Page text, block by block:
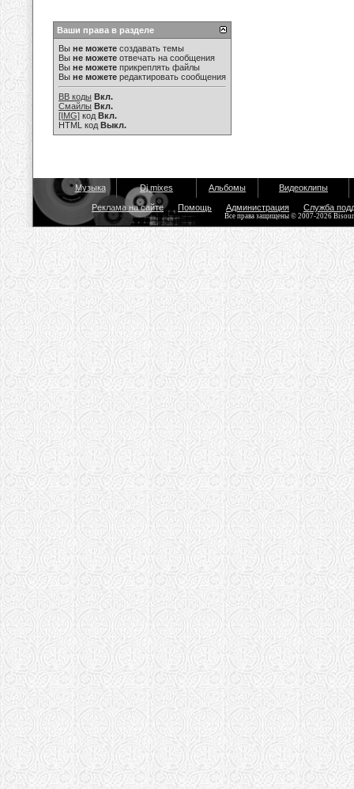
Ваши права в разделе
Вы не можете создавать темы
Вы не можете отвечать на сообщения
Вы не можете прикреплять файлы
Вы не можете редактировать сообщения
BB коды Вкл.
Смайлы Вкл.
[IMG] код Вкл.
HTML код Выкл.
Музыка Dj mixes Альбомы Видеоклипы
Реклама на сайте Помощь Администрация Служба
Все права защищены © 2007-2026